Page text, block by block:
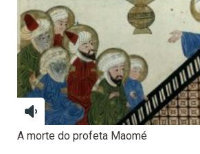
A morte do profeta Maomé